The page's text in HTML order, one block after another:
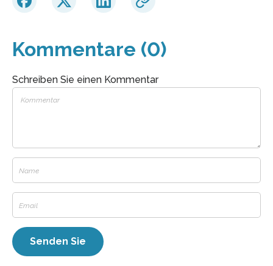
Kommentare (0)
Schreiben Sie einen Kommentar